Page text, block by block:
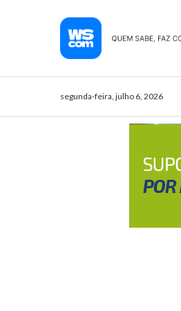
segunda-feira, julho 6, 2026